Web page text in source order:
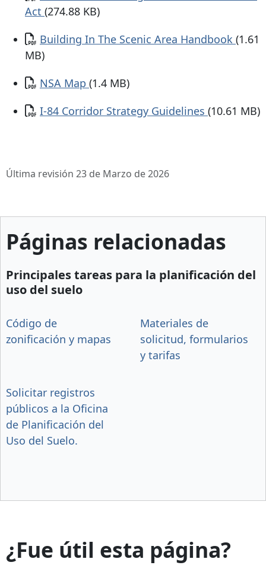
Act (274.88 KB)
Documento
Building In The Scenic Area Handbook (1.61
MB)
Documento
NSA Map (1.4 MB)
Documento
I-84 Corridor Strategy Guidelines (10.61 MB)
Última revisión 23 de Marzo de 2026
Páginas relacionadas
Principales tareas para la planificación del
uso del suelo
Código de
zonificación y mapas
Materiales de
solicitud, formularios
y tarifas
Solicitar registros
públicos a la Oficina
de Planificación del
Uso del Suelo.
¿Fue útil esta página?